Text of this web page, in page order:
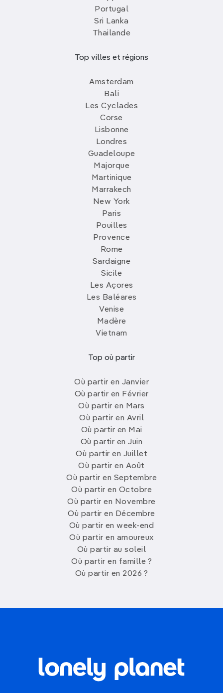
Portugal
Sri Lanka
Thailande
Top villes et régions
Amsterdam
Bali
Les Cyclades
Corse
Lisbonne
Londres
Guadeloupe
Majorque
Martinique
Marrakech
New York
Paris
Pouilles
Provence
Rome
Sardaigne
Sicile
Les Açores
Les Baléares
Venise
Madère
Vietnam
Top où partir
Où partir en Janvier
Où partir en Février
Où partir en Mars
Où partir en Avril
Où partir en Mai
Où partir en Juin
Où partir en Juillet
Où partir en Août
Où partir en Septembre
Où partir en Octobre
Où partir en Novembre
Où partir en Décembre
Où partir en week-end
Où partir en amoureux
Où partir au soleil
Où partir en famille ?
Où partir en 2026 ?